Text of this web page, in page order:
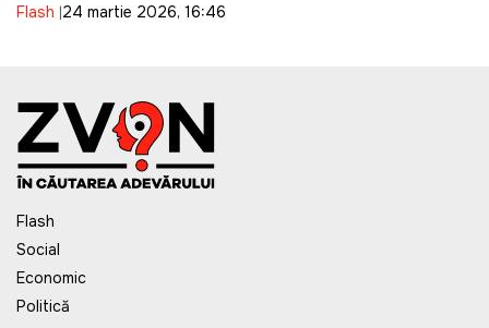
Flash 24 martie 2026, 16:46
Flash
Social
Economic
Politică